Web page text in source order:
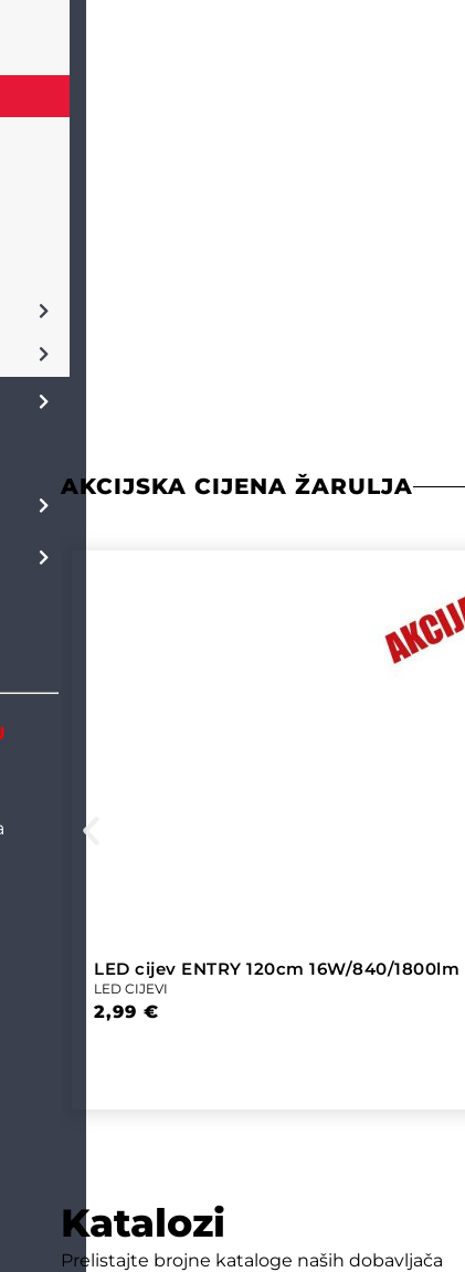
AKCIJSKA CIJENA ŽARULJA
LED cijev ENTRY 120cm 16W/840/1800lm
LED CIJEVI
2,99€
Katalozi
Prelistajte brojne kataloge naših dobavljača